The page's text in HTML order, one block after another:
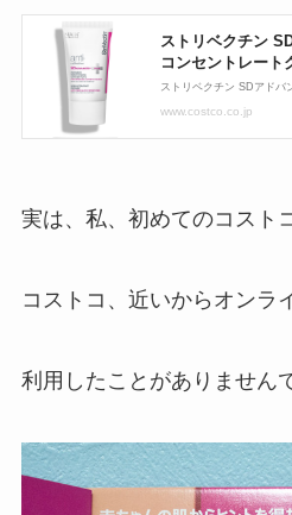
実は、私、初めてのコスト
コストコ、近いからオンラ
利用したことがありません